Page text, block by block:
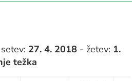
27. 4. 2018 - žetev: 1.
težka